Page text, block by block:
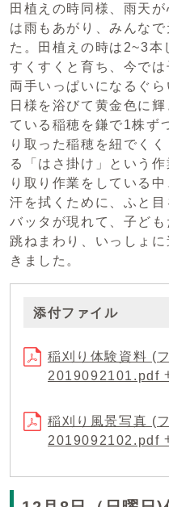
田植えの時同様、雨天
は雨もあがり、みんな
た。田植えの時は2~3本
すくすくと育ち、今で
両手いっぱいになるぐ
日様を浴びて黄金色に
ている稲穂を鎌で1株ず
り取った稲穂を紐でく
る「はさ掛け」という
り取り作業をしている
汗を拭くために、ふと
バッタが現れて、子ど
跳ねまわり、いっしょ
きました。
添付ファイル
稲刈り体験資料 (
2019092101.pdf
稲刈り風景写真 (
2019092102.pdf